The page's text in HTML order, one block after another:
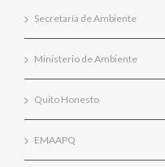
Secretaría de Ambiente
Ministerio de Ambiente
Quito Honesto
EMAAPQ